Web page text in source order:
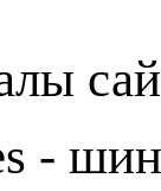
-